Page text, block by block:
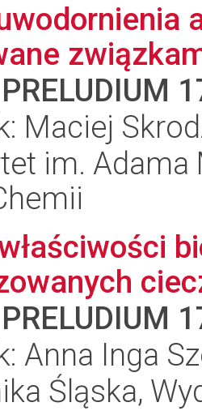
PRELUDIUM
Maciej
im.
PRELUDIUM
Anna Inga
Śląska,